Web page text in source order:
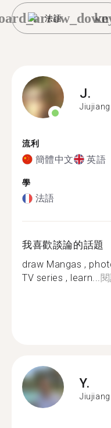
法語
J.
Jiujiang
流利
簡體中文 英語
學
法語
我喜歡談論的話題
draw Mangas ,
TV series , learn...
Y.
Jiujiang